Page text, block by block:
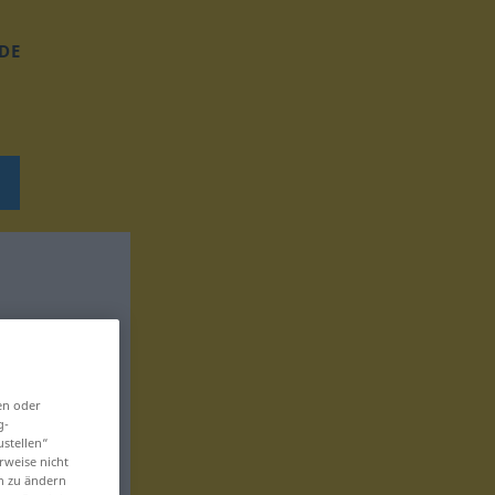
DE
oder
nicht
zu ändern